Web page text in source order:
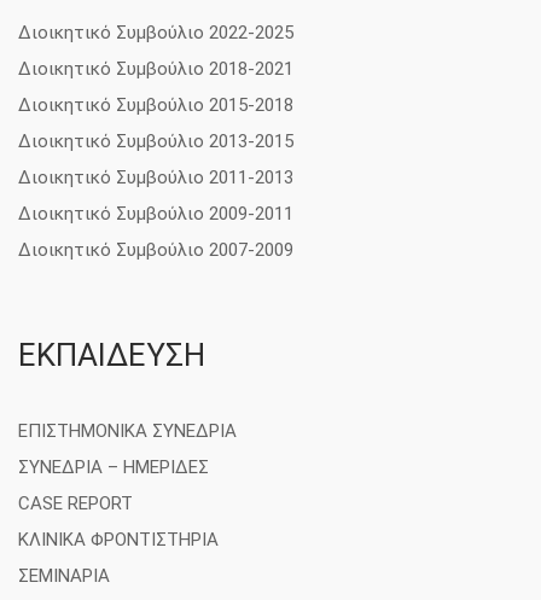
Διοικητικό Συμβούλιο 2022-2025
Διοικητικό Συμβούλιο 2018-2021
Διοικητικό Συμβούλιο 2015-2018
Διοικητικό Συμβούλιο 2013-2015
Διοικητικό Συμβούλιο 2011-2013
Διοικητικό Συμβούλιο 2009-2011
Διοικητικό Συμβούλιο 2007-2009
ΕΚΠΑΙΔΕΥΣΗ
ΕΠΙΣΤΗΜΟΝΙΚΑ ΣΥΝΕΔΡΙΑ
ΣΥΝΕΔΡΙΑ – ΗΜΕΡΙΔΕΣ
CASE REPORT
ΚΛΙΝΙΚΑ ΦΡΟΝΤΙΣΤΗΡΙΑ
ΣΕΜΙΝΑΡΙΑ